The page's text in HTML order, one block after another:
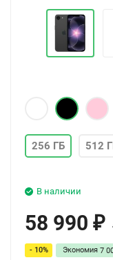
256 ГБ 512
В наличии
58 990 ₽
- 10% Экономия 7